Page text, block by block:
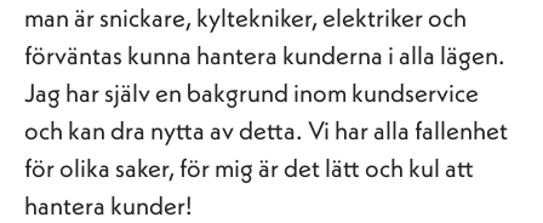
man är snickare, kyltekniker, elektriker och
förväntas kunna hantera kunderna i alla lägen.
Jag har själv en bakgrund inom kundservice
och kan dra nytta av detta. Vi har alla fallenhet
för olika saker, för mig är det lätt och kul att
hantera kunder!